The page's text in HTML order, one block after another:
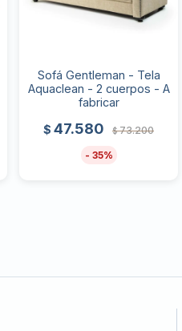
Sofá Gentleman - Tela
Aquaclean - 2 cuerpos - A
fabricar
$ 47.580 $ 73.200
35